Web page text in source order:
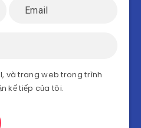
và trang web trong trình
kế tiếp của tôi.